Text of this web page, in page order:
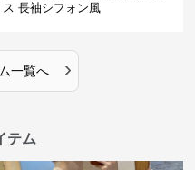
ス 長袖シフォン風
一覧へ ›
テム